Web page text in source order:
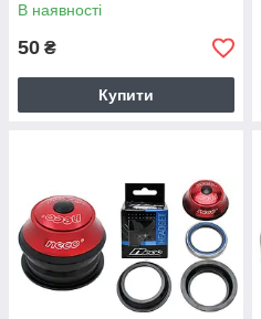
В наявності
50 ₴
Купити